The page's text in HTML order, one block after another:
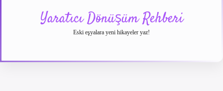
Yaratıcı Dönüşüm Rehberi
Eski eşyalara yeni hikayeler yaz!